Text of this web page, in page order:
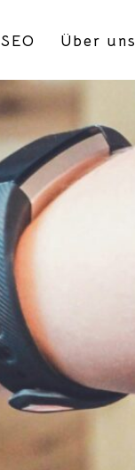
SEO Über uns